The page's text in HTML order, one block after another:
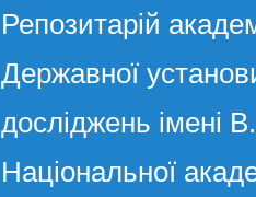
Репозитарій
Державної
досліджень імені
Національної